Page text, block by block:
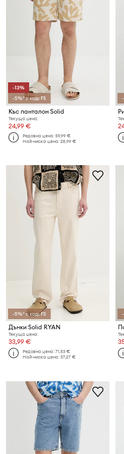
-13%
-5%* с код: FS
Къс панталон Solid
Текуща цена:
24,99 €
Редовна цена:59,99 €
Най-ниска цена:28,99 €
-5%* с код: FS
Дънки Solid RYAN
Текуща цена:
33,99 €
Редовна цена:71,53 €
Най-ниска цена:37,27 €